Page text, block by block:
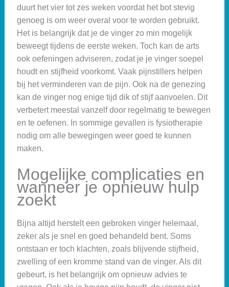
duurt het vier tot zes weken voordat het bot stevig
genoeg is om weer overal voor te worden gebruikt.
Het is belangrijk dat je de vinger zo min mogelijk
beweegt tijdens de eerste weken. Toch kan de arts
ook oefeningen adviseren, zodat je je vinger soepel
houdt en stijfheid voorkomt. Vaak pijnstillers helpen
bij het verminderen van de pijn. Ook na de genezing
kan de vinger nog enige tijd dik of stijf aanvoelen. Dit
verbetert meestal vanzelf door regelmatig te bewegen
en te oefenen. In sommige gevallen is fysiotherapie
nodig om alle bewegingen weer goed te kunnen
maken.
Mogelijke complicaties en
wanneer je opnieuw hulp
zoekt
Bijna altijd herstelt een gebroken vinger helemaal,
zeker als je snel en goed behandeld bent. Soms
ontstaan er toch klachten, zoals blijvende stijfheid,
zwelling of een kromme stand van de vinger. Als dit
gebeurt, is het belangrijk om opnieuw advies te